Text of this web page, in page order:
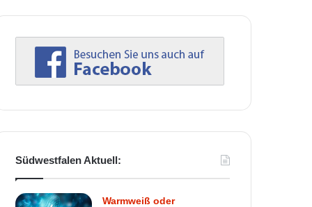
Südwestfalen Aktuell:
Warmweiß oder